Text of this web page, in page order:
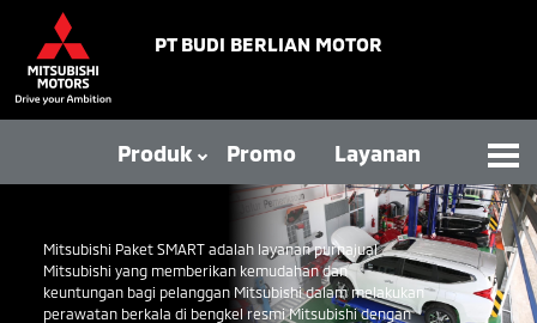
PT BUDI BERLIAN MOTOR
Produk Promo Layanan
Mitsubishi Paket SMART adalah layanan purnajual
Mitsubishi yang memberikan kemudahan dan
keuntungan bagi pelanggan Mitsubishi dalam melakukan
perawatan berkala di bengkel resmi Mitsubishi dengan